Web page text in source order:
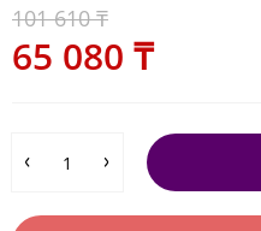
101 610 ₸
65 080 ₸